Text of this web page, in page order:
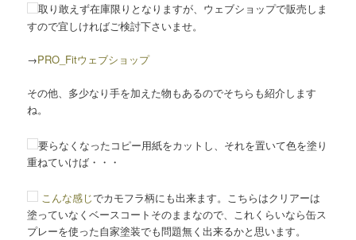
取り敢えず在庫限りとなりますが、ウェブショップで販売しま
すので宜しければご検討下さいませ。
→PRO_Fitウェブショップ
その他、多少なり手を加えた物もあるのでそちらも紹介します
ね。
要らなくなったコピー用紙をカットし、それを置いて色を塗り
重ねていけば・・・
こんな感じでカモフラ柄にも出来ます。こちらはクリアーは
塗っていなくベースコートそのままなので、これくらいなら缶ス
プレーを使った自家塗装でも問題無く出来るかと思います。